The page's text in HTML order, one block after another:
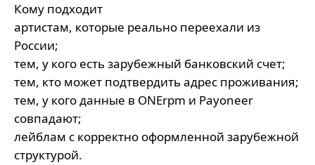
Кому подходит
артистам, которые реально переехали из
России;
тем, у кого есть зарубежный банковский счет;
тем, кто может подтвердить адрес проживания;
тем, у кого данные в ONErpm и Payoneer
совпадают;
лейблам с корректно оформленной зарубежной
структурой.